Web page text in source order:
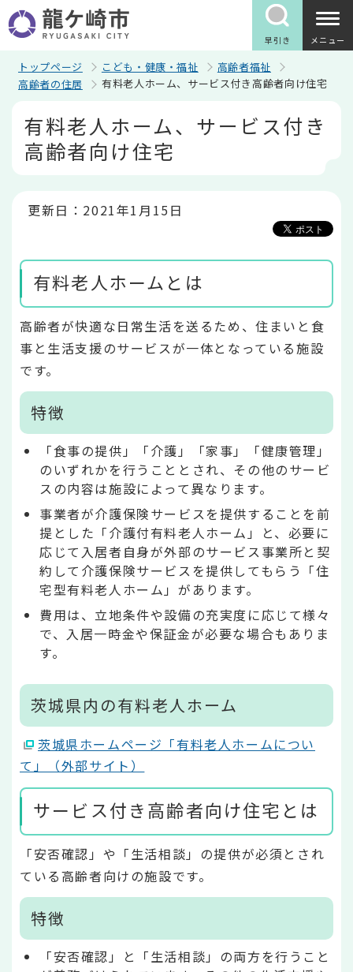
の
ペ
早引き メニュー
トップページ こども・健康・福祉
高齢者福祉
高齢者の住居
有料老人ホーム、サービス付き高齢者向け住宅
有料老人ホーム、サービス付き
高齢者向け住宅
更新日：2021年1月15日
有料老人ホームとは
高齢者が快適な日常生活を送るため、住まいと食
事と生活支援のサービスが一体となっている施設
です。
特徴
「食事の提供」「介護」「家事」「健康管理」
のいずれかを行うこととされ、その他のサービ
スの内容は施設によって異なります。
事業者が介護保険サービスを提供することを前
提とした「介護付有料老人ホーム」と、必要に
応じて入居者自身が外部のサービス事業所と契
約して介護保険サービスを提供してもらう「住
宅型有料老人ホーム」があります。
費用は、立地条件や設備の充実度に応じて様々
で、入居一時金や保証金が必要な場合もありま
す。
茨城県内の有料老人ホーム
茨城県ホームページ「有料老人ホームについ
て」（外部サイト）
サービス付き高齢者向け住宅とは
「安否確認」や「生活相談」の提供が必須とされ
ている高齢者向けの施設です。
特徴
「安否確認」と「生活相談」の両方を行うこと